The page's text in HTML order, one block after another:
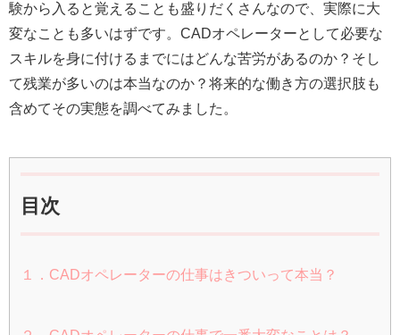
験から入ると覚えることも盛りだくさんなので、実際に大
変なことも多いはずです。CADオペレーターとして必要な
スキルを身に付けるまでにはどんな苦労があるのか？そし
て残業が多いのは本当なのか？将来的な働き方の選択肢も
含めてその実態を調べてみました。
目次
１．CADオペレーターの仕事はきついって本当？